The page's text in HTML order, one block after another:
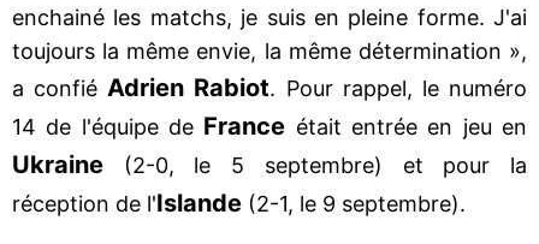
enchainé les matchs, je suis en pleine forme. J'ai
toujours la même envie, la même détermination »,
a confié Adrien Rabiot. Pour rappel, le numéro
14 de l'équipe de France était entrée en jeu en
Ukraine
(2-0, le 5 septembre) et pour la
réception de l'Islande (2-1, le 9 septembre).